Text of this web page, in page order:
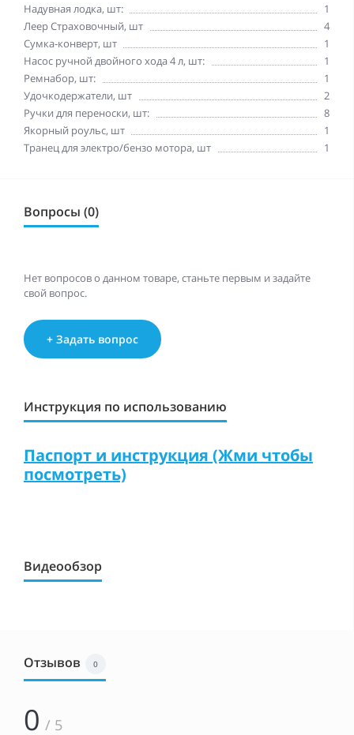
Надувная лодка, шт:
1
Леер Страховочный, шт
4
Сумка-конверт, шт
1
Насос ручной двойного хода 4 л, шт:
1
Ремнабор, шт:
1
Удочкодержатели, шт
2
Ручки для переноски, шт:
8
Якорный роульс, шт
1
Транец для электро/бензо мотора, шт
1
Вопросы (0)
Нет вопросов о данном товаре, станьте первым и задайте
свой вопрос.
+ Задать вопрос
Инструкция по использованию
Паспорт и инструкция (Жми чтобы
посмотреть)
Видеообзор
Отзывов 0
0 / 5